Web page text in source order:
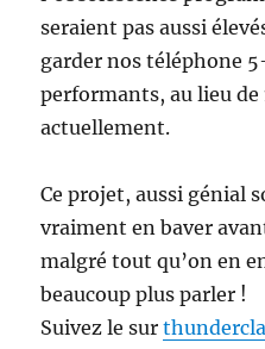
seraient pas aussi
garder nos téléphone
performants, au lieu de
actuellement.
Ce projet, aussi génial
vraiment en baver
malgré tout qu’on en
beaucoup plus parler !
Suivez le sur